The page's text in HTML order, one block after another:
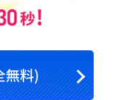
無料)